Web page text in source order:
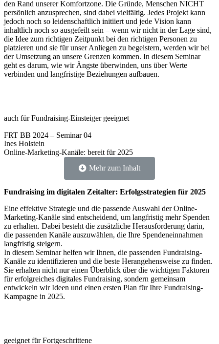
den Rand unserer Komfortzone. Die Gründe, Menschen NICHT
persönlich anzusprechen, sind dabei vielfältig. Jedes Projekt kann
jedoch noch so leidenschaftlich initiiert und jede Vision kann
inhaltlich noch so ausgefeilt sein – wenn wir nicht in der Lage sind,
die Idee zum richtigen Zeitpunkt bei den richtigen Personen zu
platzieren und sie für unser Anliegen zu begeistern, werden wir bei
der Umsetzung an unsere Grenzen kommen. In diesem Seminar
geht es darum, wie wir Ängste überwinden, uns über Werte
verbinden und langfristige Beziehungen aufbauen.
auch für Fundraising-Einsteiger geeignet
FRT BB 2024 – Seminar 04
Ines Holstein
Online-Marketing-Kanäle: bereit für 2025
Mehr zum Inhalt
Fundraising im digitalen Zeitalter: Erfolgsstrategien für 2025
Eine effektive Strategie und die passende Auswahl der Online-
Marketing-Kanäle sind entscheidend, um langfristig mehr Spenden
zu erhalten. Dabei besteht die zusätzliche Herausforderung darin,
die passenden Kanäle auszuwählen, die Ihre Spendeneinnahmen
langfristig steigern.
In diesem Seminar helfen wir Ihnen, die passenden Fundraising-
Kanäle zu identifizieren und die beste Herangehensweise zu finden.
Sie erhalten nicht nur einen Überblick über die wichtigen Faktoren
für erfolgreiches digitales Fundraising, sondern gemeinsam
entwickeln wir Ideen und einen ersten Plan für Ihre Fundraising-
Kampagne in 2025.
geeignet für Fortgeschrittene